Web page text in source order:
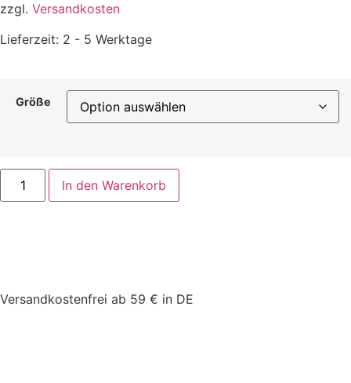
zzgl. Versandkosten
Lieferzeit: 2 - 5 Werktage
Größe
In den Warenkorb
Versandkostenfrei ab 59 € in DE